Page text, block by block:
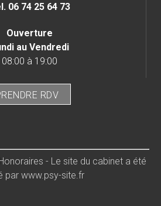
06 74 25 64 73
Ouverture
au Vendredi
08:00 à 19:00
RDV
Honoraires - Le site du cabinet a été
par www.psy-site.fr